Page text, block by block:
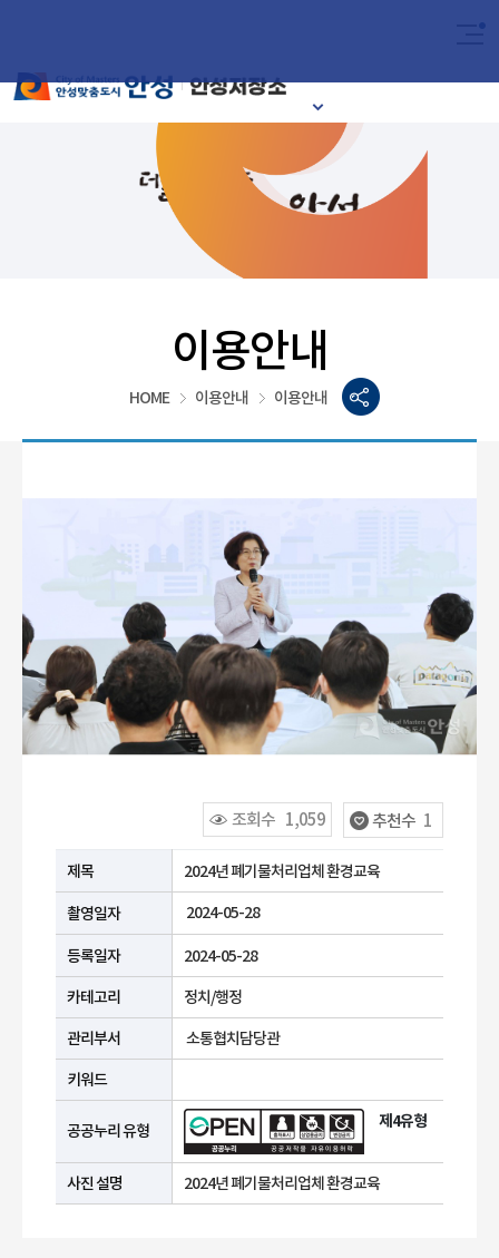
이용안내
HOME 이용안내 이용안내
조회수 1,059 추천수 1
제목 2024년 폐기물처리업체 환경교육
촬영일자 2024-05-28
등록일자 2024-05-28
카테고리 정치/행정
관리부서 소통협치담당관
키워드
공공누리 유형 제4유형
사진 설명 2024년 폐기물처리업체 환경교육